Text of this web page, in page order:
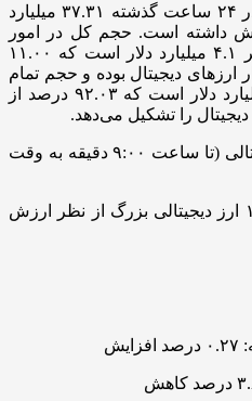
حجم کل بازار ارزهای دیجیتال در ۲۴ ساعت گذشته ۳۷.۳۱ میلیارد
درصد کاهش داشته است. حجم کل در امور
مالی غیر متمرکز در حال حاضر ۴.۱ میلیارد دلار است که ۱۱.۰۰
۲۴ ساعته بازار ارزهای دیجیتال بوده و حجم تمام
سکه‌های پایدار اکنون ۳۴.۳۳ میلیارد دلار است که ۹۲.۰۳ درصد از
به‌روزرسانی قیمت ارزهای دیجیتالی (تا ساعت ۹:۰۰ دقیقه به وقت
این رده حاوی تغییرات قیمتی ۱۰ ارز دیجیتالی بزرگ از نظر ارزش